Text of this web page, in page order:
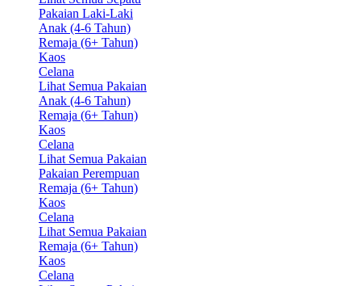
Pakaian Laki-Laki
Anak (4-6 Tahun)
Remaja (6+ Tahun)
Kaos
Celana
Lihat Semua Pakaian
Anak (4-6 Tahun)
Remaja (6+ Tahun)
Kaos
Celana
Lihat Semua Pakaian
Pakaian Perempuan
Remaja (6+ Tahun)
Kaos
Celana
Lihat Semua Pakaian
Remaja (6+ Tahun)
Kaos
Celana